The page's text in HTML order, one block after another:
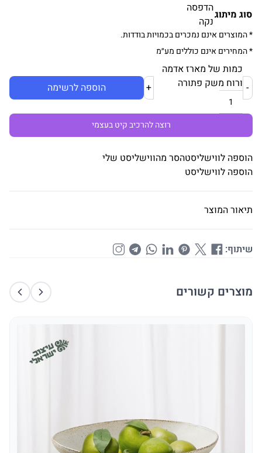
סוג מיתוג הדפסה
נקה
* המוצרים אינם נמכרים בכמויות בודדות.
* המחירים אינם כוללים מע״מ
כמות של מארז אדמה
ורוח משק פתורה
הוספה לרשימה
רוצה להרכיב קיט בעצמי
הוספה לווישליסטהסר מהווישליסט שלי
הוספה לווישליסט
תיאור המוצר
שיתוף:
מוצרים קשורים